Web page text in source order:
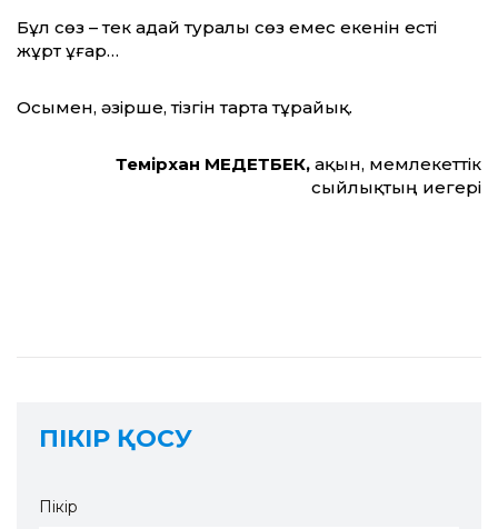
Бұл сөз – тек адай туралы сөз емес екенін есті
жұрт ұғар…
Осымен, әзірше, тізгін тарта тұрайық.
Темірхан МЕДЕТБЕК, ақын, мемлекеттік
сыйлықтың иегері
ПІКІР ҚОСУ
Пікір